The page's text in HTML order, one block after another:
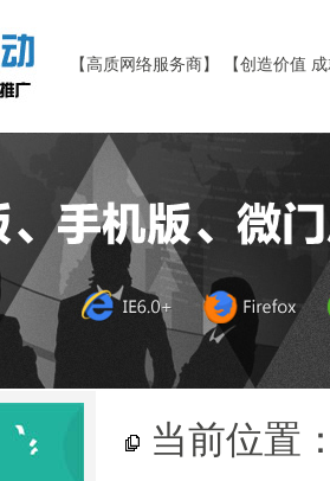
【高质网络服务商】 【创造价值
当前位置